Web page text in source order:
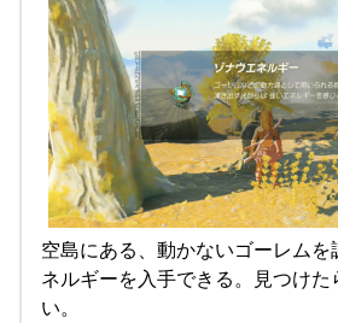
空島にある、動かないゴーレム
ネルギーを入手できる。見つけた
い。